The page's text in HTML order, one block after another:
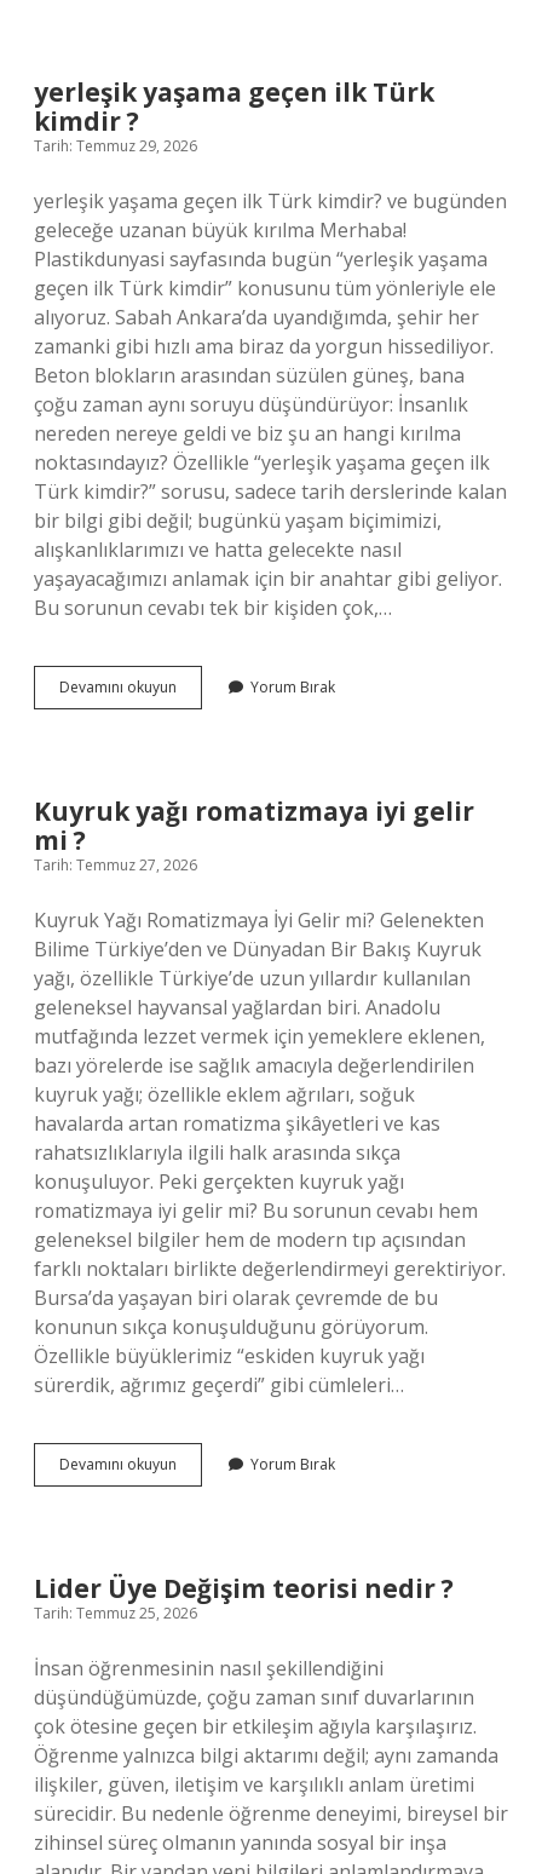
yerleşik yaşama geçen ilk Türk
kimdir ?
Tarih: Temmuz 29, 2026
yerleşik yaşama geçen ilk Türk kimdir? ve bugünden
geleceğe uzanan büyük kırılma Merhaba!
Plastikdunyasi sayfasında bugün “yerleşik yaşama
geçen ilk Türk kimdir” konusunu tüm yönleriyle ele
alıyoruz. Sabah Ankara’da uyandığımda, şehir her
zamanki gibi hızlı ama biraz da yorgun hissediliyor.
Beton blokların arasından süzülen güneş, bana
çoğu zaman aynı soruyu düşündürüyor: İnsanlık
nereden nereye geldi ve biz şu an hangi kırılma
noktasındayız? Özellikle “yerleşik yaşama geçen ilk
Türk kimdir?” sorusu, sadece tarih derslerinde kalan
bir bilgi gibi değil; bugünkü yaşam biçimimizi,
alışkanlıklarımızı ve hatta gelecekte nasıl
yaşayacağımızı anlamak için bir anahtar gibi geliyor.
Bu sorunun cevabı tek bir kişiden çok,…
Devamını okuyun
yaşama
?
Yorum Bırak
Kuyruk yağı romatizmaya iyi gelir
mi ?
Tarih: Temmuz 27, 2026
Kuyruk Yağı Romatizmaya İyi Gelir mi? Gelenekten
Bilime Türkiye’den ve Dünyadan Bir Bakış Kuyruk
yağı, özellikle Türkiye’de uzun yıllardır kullanılan
geleneksel hayvansal yağlardan biri. Anadolu
mutfağında lezzet vermek için yemeklere eklenen,
bazı yörelerde ise sağlık amacıyla değerlendirilen
kuyruk yağı; özellikle eklem ağrıları, soğuk
havalarda artan romatizma şikâyetleri ve kas
rahatsızlıklarıyla ilgili halk arasında sıkça
konuşuluyor. Peki gerçekten kuyruk yağı
romatizmaya iyi gelir mi? Bu sorunun cevabı hem
geleneksel bilgiler hem de modern tıp açısından
farklı noktaları birlikte değerlendirmeyi gerektiriyor.
Bursa’da yaşayan biri olarak çevremde de bu
konunun sıkça konuşulduğunu görüyorum.
Özellikle büyüklerimiz “eskiden kuyruk yağı
sürerdik, ağrımız geçerdi” gibi cümleleri…
Devamını okuyun
yağı
?
Yorum Bırak
Lider Üye Değişim teorisi nedir ?
Tarih: Temmuz 25, 2026
İnsan öğrenmesinin nasıl şekillendiğini
düşündüğümüzde, çoğu zaman sınıf duvarlarının
çok ötesine geçen bir etkileşim ağıyla karşılaşırız.
Öğrenme yalnızca bilgi aktarımı değil; aynı zamanda
ilişkiler, güven, iletişim ve karşılıklı anlam üretimi
sürecidir. Bu nedenle öğrenme deneyimi, bireysel bir
zihinsel süreç olmanın yanında sosyal bir inşa